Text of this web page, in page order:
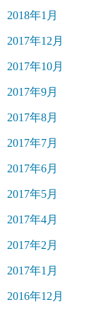
2018年1月
2017年12月
2017年10月
2017年9月
2017年8月
2017年7月
2017年6月
2017年5月
2017年4月
2017年2月
2017年1月
2016年12月